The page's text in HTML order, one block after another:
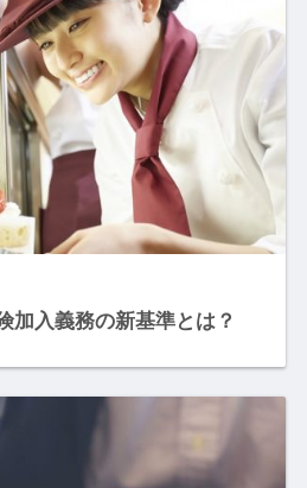
加入義務の新基準とは？